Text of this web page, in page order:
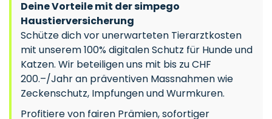
Deine Vorteile mit der simpego
Haustierversicherung
Schütze dich vor unerwarteten Tierarztkosten
mit unserem 100% digitalen Schutz für Hunde und
Katzen. Wir beteiligen uns mit bis zu CHF
200.–/Jahr an präventiven Massnahmen wie
Zeckenschutz, Impfungen und Wurmkuren.
Profitiere von fairen Prämien, sofortiger